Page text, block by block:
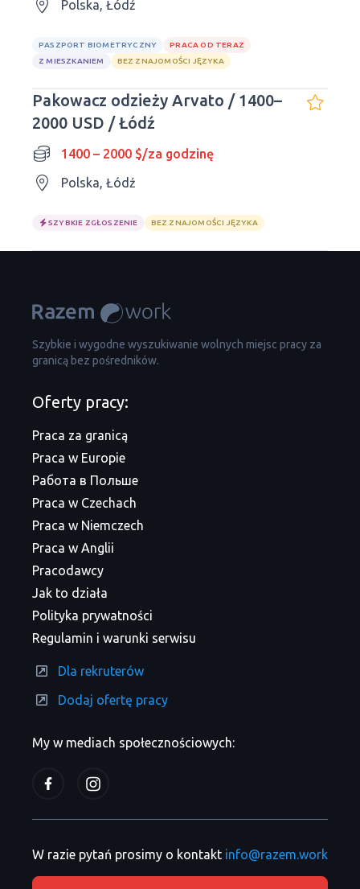
Polska, Łódź
PASZPORT BIOMETRYCZNY
PRACA OD TERAZ
Z MIESZKANIEM
BEZ ZNAJOMOŚCI JĘZYKA
Pakowacz odzieży Arvato / 1400–
2000 USD / Łódź
1400 – 2000 $/za godzinę
Polska, Łódź
SZYBKIE ZGŁOSZENIE BEZ ZNAJOMOŚCI JĘZYKA
Szybkie i wygodne wyszukiwanie wolnych miejsc pracy za
granicą bez pośredników.
My w mediach społecznościowych:
Oferty pracy:
Praca za granicą
Praca w Europie
Работа в Польше
Praca w Czechach
Praca w Niemczech
Praca w Anglii
Pracodawcy
Jak to działa
Polityka prywatności
Regulamin i warunki serwisu
Dla rekruterów
Dodaj ofertę pracy
W razie pytań prosimy o kontakt info@razem.work